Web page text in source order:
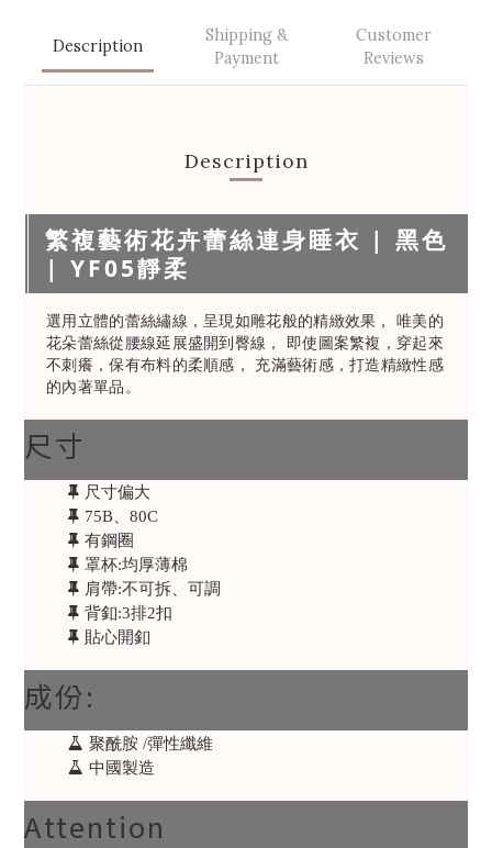
Description
Shipping &
Payment
Customer
Reviews
Description
繁複藝術花卉蕾絲連身睡衣 | 黑色
| YF05靜柔
選用立體的蕾絲繡線，呈現如雕花般的精緻效果， 唯美的
花朵蕾絲從腰線延展盛開到臀線， 即使圖案繁複，穿起來
不刺癢，保有布料的柔順感， 充滿藝術感，打造精緻性感
的內著單品。
尺寸
尺寸偏大
75B、80C
有鋼圈
罩杯:均厚薄棉
肩帶:不可拆、可調
背釦:3排2扣
貼心開釦
成份:
聚酰胺 /彈性纖維
中國製造
Attention